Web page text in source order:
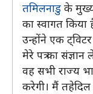
तमिलनाडु के
का स्वागत किया
उन्होंने एक
मेरे पत्र का
वह सभी राज्य
करेगी। मैं